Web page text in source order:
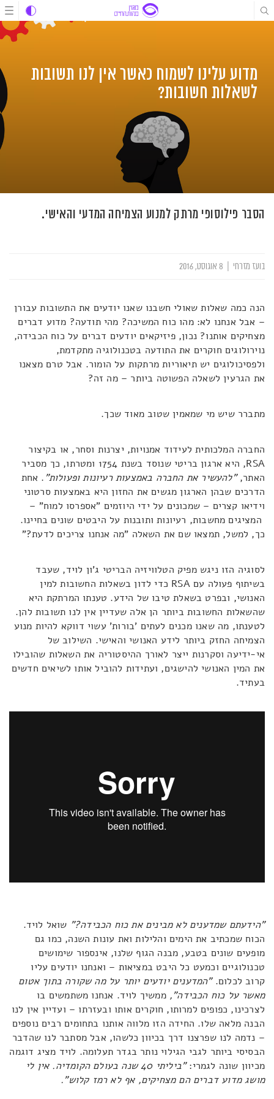
דלג
לתוכן
דלג
דלג
מדוע עלינו לשמוח כאשר אין לנו תשובות
לשאלות חשובות?
הסבר פילוסופי מרתק למנוע הצמיחה המדעי והאישי.
בועז מזרחי
הנה כמה שאלות שאולי חשבנו שאנו יודעים את התשובות עבורן
– אבל אנחנו לא: מהו כוח המשיכה? מהי תודעה? מדוע דברים
מצחיקים אותנו? נכון, פיזיקאים יודעים דברים על כוח הכבידה,
נוירולוגים חוקרים את התודעה בטכנולוגיה מתקדמת,
ולפסיכולוגים יש תיאוריות מרתקות על הומור. אבל טרם מצאנו
את הגרעין לשאלה הפשוטה ביותר – מה זה?
מתברר שיש מי שמאמין שטוב מאוד שכך.
החברה המלכותית לעידוד אמנויות, יצרנות וסחר, או בקיצור
RSA, היא ארגון בריטי שנוסד בשנת 1754 ומטרתו, כך מסביר
האתר,"להעשיר את החברה באמצעות רעיונות ופעולות". אחת
הדרכים שבהן הארגון מגשים את החזון היא באמצעות סרטוני
וידיאו קצרים – שמכונים על ידי היוזמים "אספרסו למוח" –
המציגים מחשבות, רעיונות ותובנות על היבטים שונים בחיינו.
כך, למשל, תמצאו שם את השאלה "מה אנחנו צריכים לדעת?"
לסוגיה הזו ניגש מפיק הטלוויזיה הבריטי ג'ון לויד, שעבד
בשיתוף פעולה עם RSA כדי לדון בשאלות החשובות למין
האנושי, ובפרט בשאלת טיבו של הידע. טענתו המרתקת היא
שהשאלות החשובות ביותר הן אלה שעדיין אין לנו תשובות להן.
לטענתו, מה שאנו מכנים לעתים 'בורות' עשוי דווקא להיות מנוע
הצמיחה החזק ביותר לידע האנושי והאישי. השילוב של
אי-ידיעה וסקרנות ייצר לאורך ההיסטוריה את השאלות שהובילו
את המין האנושי להישגים, ועתידות להוביל אותו לשיאים חדשים
בעתיד.
"הידעתם שמדענים לא מבינים את כוח הכבידה?" שואל לויד.
הכוח שמכתיב את הימים והלילות ואת עונות השנה, כמו גם
מופעים שונים בטבע, מבנה הגוף שלנו, אינספור שימושים
טכנולוגיים וכמעט כל היבט במציאות – ואנחנו יודעים עליו
קרוב לכלום."המדענים יודעים יותר על מה שקורה בתוך אטום
מאשר על כוח הכבידה", ממשיך לויד. אנחנו משתמשים בו
לצרכינו, כפופים למרותו, חוקרים אותו ובעזרתו – ועדיין אין לנו
הבנה מלאה שלו. החידה הזו מלווה אותנו בתחומים רבים נוספים
– נדמה לנו שפרצנו דרך בכיוון כלשהו, אבל מסתבר לנו שהדבר
הבסיסי ביותר לגבי הגילוי נותר בגדר תעלומה. לויד מציג דוגמה
מכיוון שונה לגמרי:
"ביליתי 40 שנה בעולם הקומדיה. אין לי
מושג מדוע דברים הם מצחיקים, אף לא רמז קלוש".